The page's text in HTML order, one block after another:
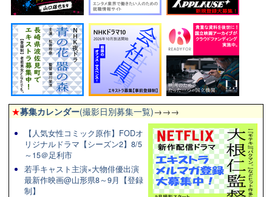
★募集カレンダー(撮影日別募集一覧)→→→
【人気女性コミック原作】FODオ
リジナルドラマ【シーズン2】8/5
～15＠足利市
若手キャスト主演×大物俳優出演
最新作映画@山形県8～9月【登録
制】